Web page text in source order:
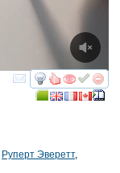
смотреть
Руперт Эверетт,